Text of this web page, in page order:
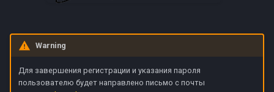
Warning
Для завершения регистрации и указания пароля
пользователю будет направлено письмо с почты